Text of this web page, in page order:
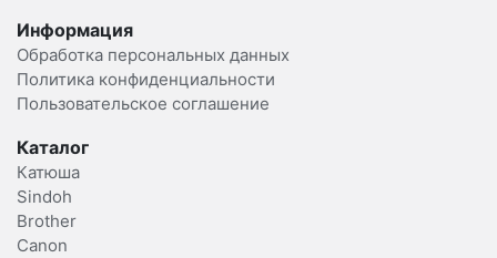
Информация
Обработка персональных данных
Политика конфиденциальности
Пользовательское соглашение
Каталог
Катюша
Sindoh
Brother
Canon